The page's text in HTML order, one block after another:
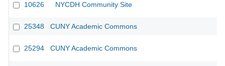
10626 NYCDH Community Site
25348 CUNY Academic Commons
25294 CUNY Academic Commons